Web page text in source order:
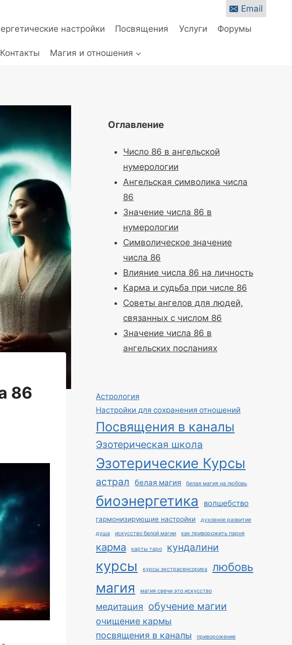
Email
настройки Посвящения Услуги Форумы
Контакты Магия и отношения
86
Оглавление
Число 86 в ангельской
нумерологии
Ангельская символика числа
86
Значение числа 86 в
нумерологии
Символическое значение
числа 86
Влияние числа 86 на личность
Карма и судьба при числе 86
Советы ангелов для людей,
связанных с числом 86
Значение числа 86 в
ангельских посланиях
Астрология
Настройки для сохранения отношений
Посвящения в каналы
Эзотерическая школа
Эзотерические Курсы
астрал белая магия белая магия на любовь
биоэнергетика волшебство
гармонизирующие настройки духовное развитие
душа искусство белой магии как приворожить парня
карма карты таро кундалини
курсы курсы экстрасенсорика любовь
магия магия свечи это искусство
медитация обучение магии
очищение кармы
посвящения в каналы
приворожение